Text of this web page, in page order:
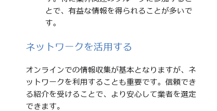
とで、有益な情報を得られることが多いで
す。
ネットワークを活用する
オンラインでの情報収集が基本となりますが、ネ
ットワークを利用することも重要です。信頼でき
る紹介を受けることで、より安心して業者を選定
できます。